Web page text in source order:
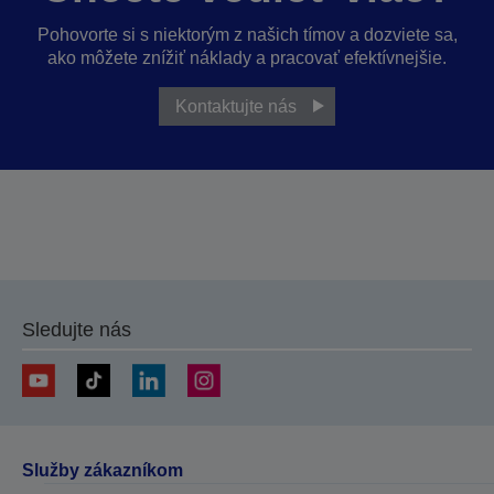
Pohovorte si s niektorým z našich tímov a dozviete sa,
ako môžete znížiť náklady a pracovať efektívnejšie.
Kontaktujte nás
Sledujte nás
Služby zákazníkom